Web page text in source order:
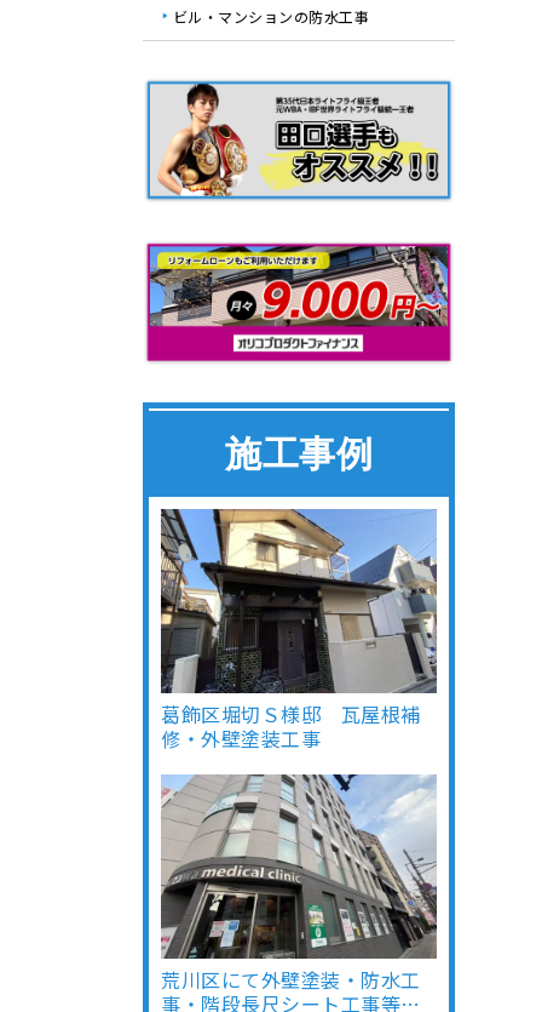
ビル・マンションの防水工事
施工事例
葛飾区堀切Ｓ様邸 瓦屋根補
修・外壁塗装工事
荒川区にて外壁塗装・防水工
事・階段長尺シート工事等…